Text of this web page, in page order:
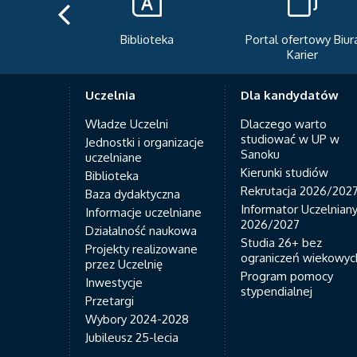
Portal ofertowy Biura
Newsletter
Uczelnia
Władze Uczelni
Jednostki i organizacje
uczelniane
Biblioteka
Baza dydaktyczna
Informacje uczelniane
Działalność naukowa
Projekty realizowane
przez Uczelnię
Inwestycje
Przetargi
Wybory 2024-2028
Jubileusz 25-lecia
Dla kandydatów
Dlaczego warto
studiować w UP w
Sanoku
Kierunki studiów
Rekrutacja 2026/
Informator Uczelniany
2026/2027
Studia 26+ bez
ograniczeń
Program pomocy
stypendialnej